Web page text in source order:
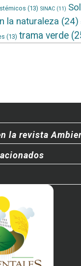
(13) SINAC(11)
la naturaleza (24)
(13) trama verde
la revista